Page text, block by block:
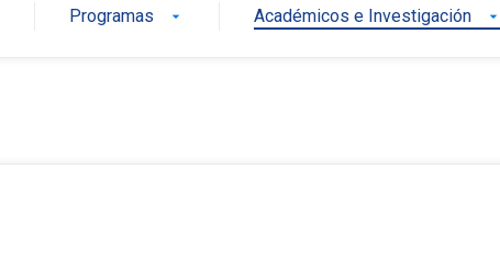
Programas arrow_drop_down Académicos e Investigación arrow_drop_down